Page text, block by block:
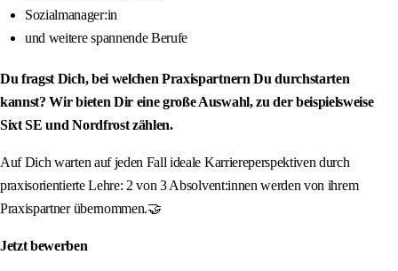
Sozialmanager:in
und weitere spannende Berufe
Du fragst Dich, bei welchen Praxispartnern Du durchstarten
kannst? Wir bieten Dir eine große Auswahl, zu der beispielsweise
Sixt SE und Nordfrost zählen.
Auf Dich warten auf jeden Fall ideale Karriereperspektiven durch
praxisorientierte Lehre: 2 von 3 Absolvent:innen werden von ihrem
Praxispartner übernommen.🤝
Jetzt bewerben